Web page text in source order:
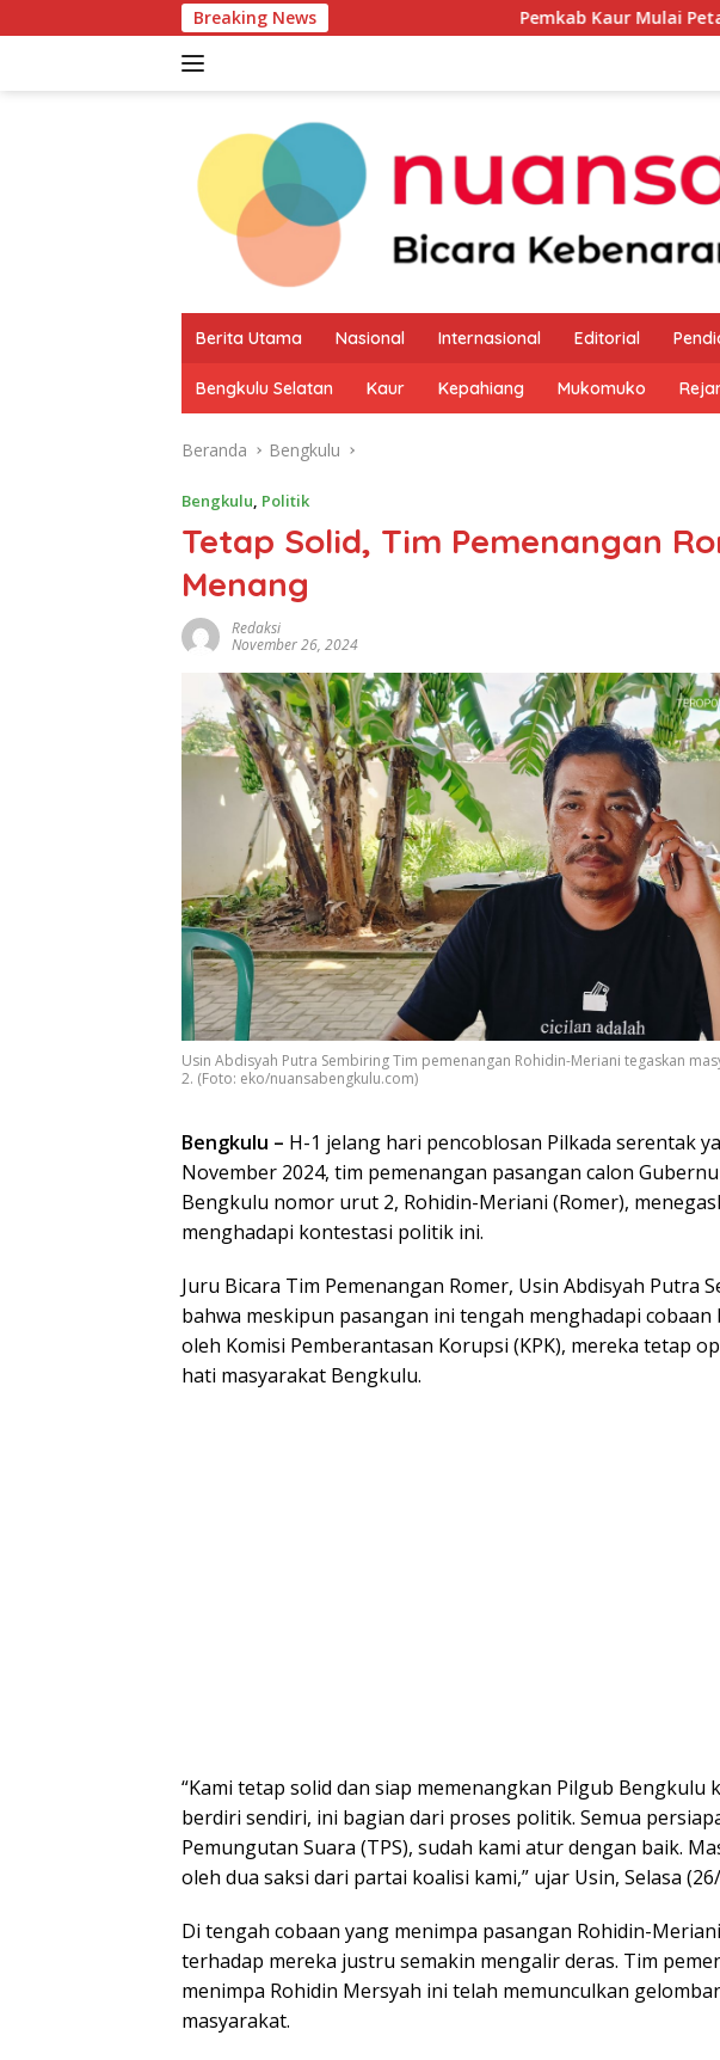
ke
Breaking News Pemkab Kaur Mulai Petakan
Berita Utama Nasional Internasional Editorial
Bengkulu Selatan Kaur Kepahiang Mukomuko
Beranda Bengkulu
Bengkulu, Politik
Tetap Solid, Tim Pemenangan
Menang
Redaksi
November 26, 2024
Usin Abdisyah Putra Sembiring Tim pemenangan Rohidin-Meriani tegaskan
2. (Foto: eko/nuansabengkulu.com)
Bengkulu – H-1 jelang hari pencoblosan Pilkada serentak
November 2024, tim pemenangan pasangan calon
Bengkulu nomor urut 2, Rohidin-Meriani (Romer),
menghadapi kontestasi politik ini.
Juru Bicara Tim Pemenangan Romer, Usin Abdisyah Putra
bahwa meskipun pasangan ini tengah menghadapi
oleh Komisi Pemberantasan Korupsi (KPK), mereka tetap
hati masyarakat Bengkulu.
“Kami tetap solid dan siap memenangkan Pilgub Bengkulu
berdiri sendiri, ini bagian dari proses politik. Semua
Pemungutan Suara (TPS), sudah kami atur dengan baik.
oleh dua saksi dari partai koalisi kami,” ujar Usin, Selasa
Di tengah cobaan yang menimpa pasangan Rohidin-
terhadap mereka justru semakin mengalir deras. Tim
menimpa Rohidin Mersyah ini telah memunculkan
masyarakat.